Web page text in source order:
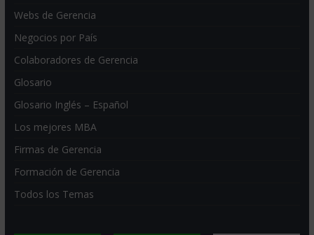
Webs de Gerencia
Negocios por País
Colaboradores de Gerencia
Glosario
Glosario Inglés – Español
Los mejores MBA
Firmas de Gerencia
Formación de Gerencia
Todos los Temas